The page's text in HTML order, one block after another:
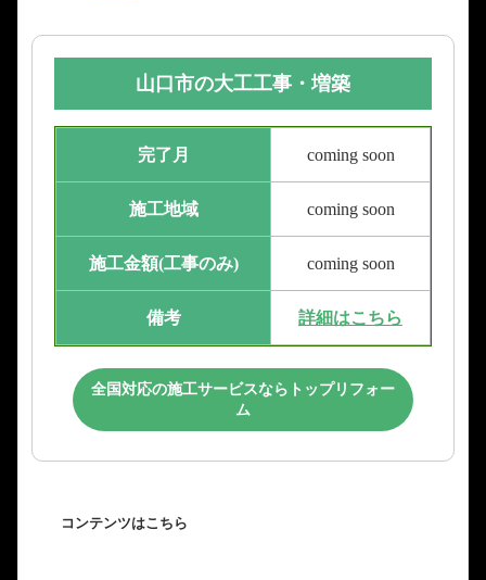
山口市の大工工事・増築
完了月 coming soon
施工地域 coming soon
施工金額(工事のみ) coming soon
備考 詳細はこちら
全国対応の施工サービスならトップリフォー
ム
コンテンツはこちら